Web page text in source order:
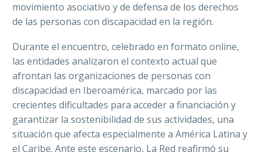
movimiento asociativo y de defensa de los derechos
de las personas con discapacidad en la región.
Durante el encuentro, celebrado en formato online,
las entidades analizaron el contexto actual que
afrontan las organizaciones de personas con
discapacidad en Iberoamérica, marcado por las
crecientes dificultades para acceder a financiación y
garantizar la sostenibilidad de sus actividades, una
situación que afecta especialmente a América Latina y
el Caribe. Ante este escenario, La Red reafirmó su